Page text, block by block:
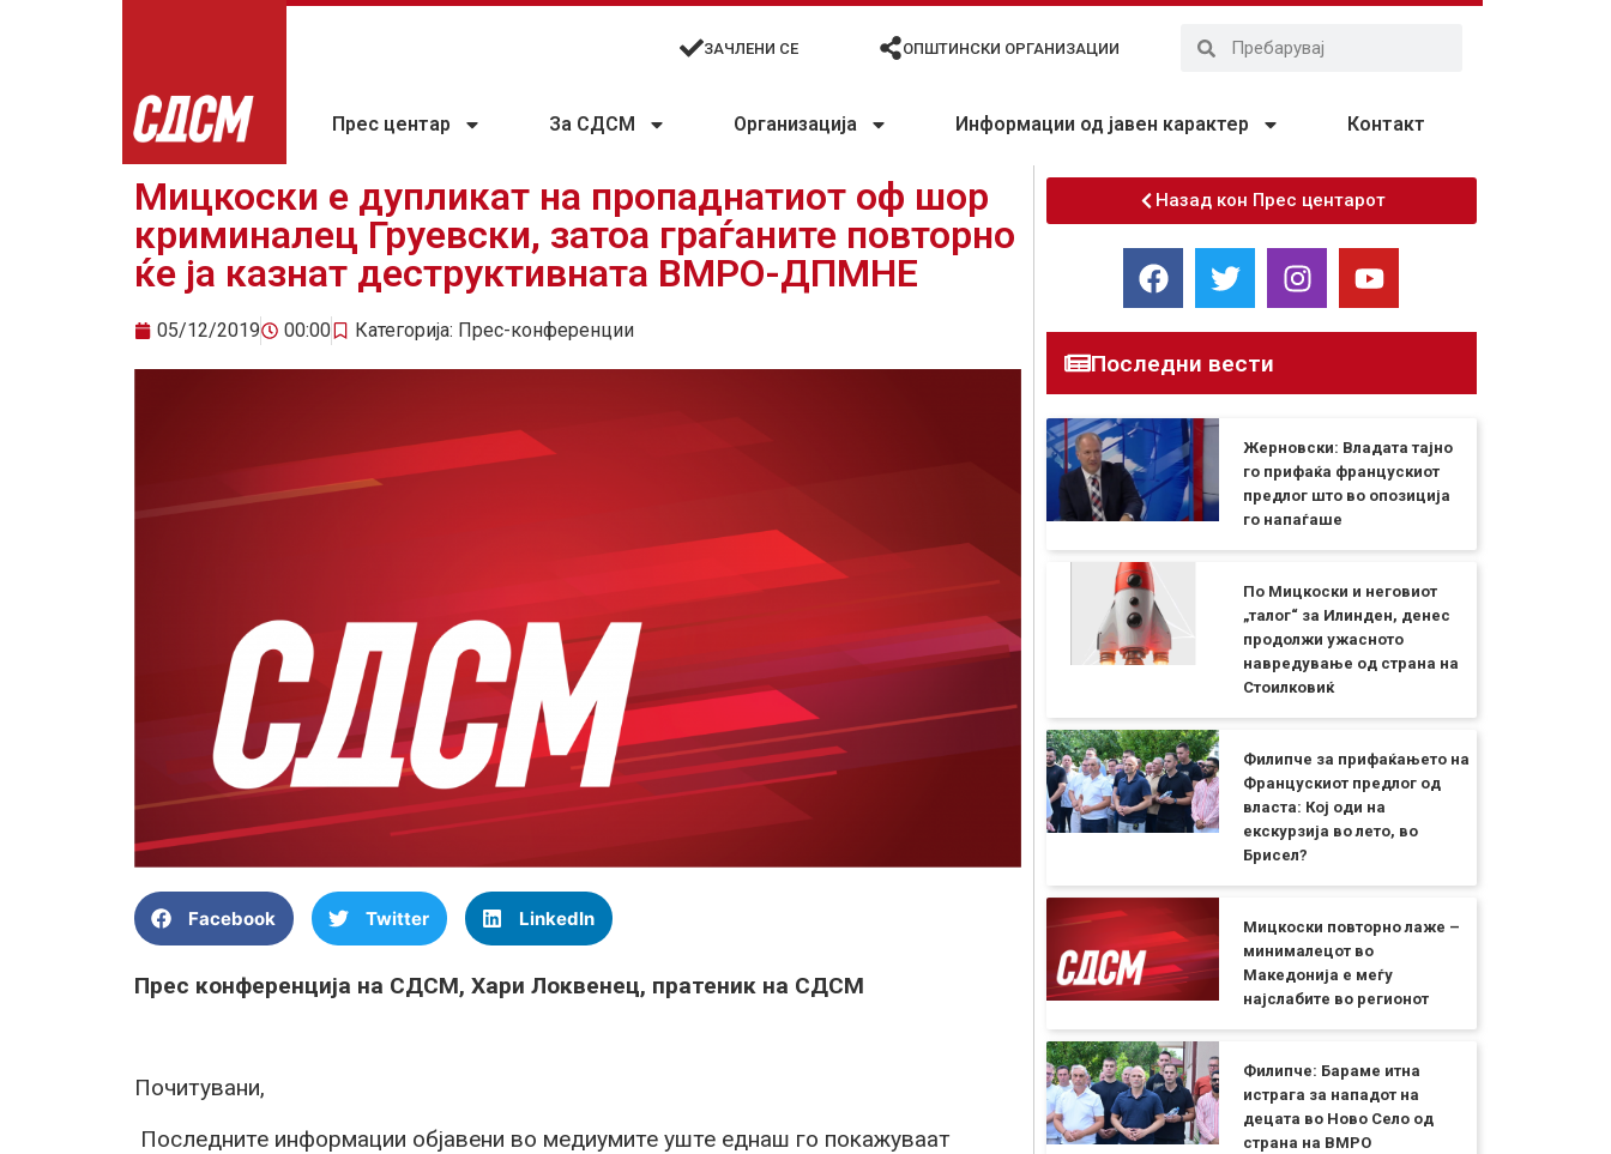
ЗАЧЛЕНИ СЕ ОПШТИНСКИ ОРГАНИЗАЦИИ
Прес центар За СДСМ Организација Информации од јавен карактер Контакт
Мицкоски е дупликат на пропаднатиот оф шор
криминалец Груевски, затоа граѓаните повторно
ќе ја казнат деструктивната ВМРО-ДПМНЕ
05/12/2019 00:00 Категорија: Прес-конференции
Facebook Twitter LinkedIn
Прес конференција на СДСМ, Хари Локвенец, пратеник на СДСМ
Почитувани,
Последните информации објавени во медиумите уште еднаш го покажуваат
Назад кон Прес центарот
Последни вести
Жерновски: Владата тајно
го прифаќа францускиот
предлог што во опозиција
го напаѓаше
По Мицкоски и неговиот
„талог“ за Илинден, денес
продолжи ужасното
навредување од страна на
Стоилковиќ
Филипче за прифаќањето на
Францускиот предлог од
власта: Кој оди на
екскурзија во лето, во
Брисел?
Мицкоски повторно лаже –
минималецот во
Македонија е меѓу
најслабите во регионот
Филипче: Бараме итна
истрага за нападот на
децата во Ново Село од
страна на ВМРО